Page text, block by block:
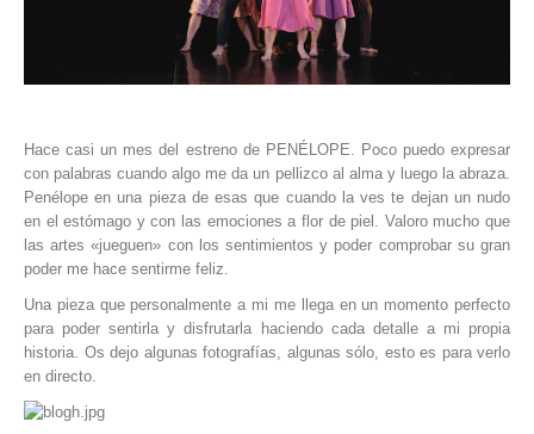
Hace casi un mes del estreno de PENÉLOPE. Poco puedo expresar
con palabras cuando algo me da un pellizco al alma y luego la abraza.
Penélope en una pieza de esas que cuando la ves te dejan un nudo
en el estómago y con las emociones a flor de piel. Valoro mucho que
las artes «jueguen» con los sentimientos y poder comprobar su gran
poder me hace sentirme feliz.
Una pieza que personalmente a mi me llega en un momento perfecto
para poder sentirla y disfrutarla haciendo cada detalle a mi propia
historia. Os dejo algunas fotografías, algunas sólo, esto es para verlo
en directo.